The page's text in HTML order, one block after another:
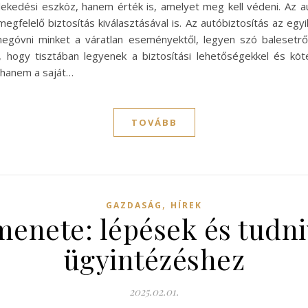
eszköz, hanem érték is, amelyet meg kell védeni. Az
biztosítás kiválasztásával is. Az autóbiztosítás az
minket a váratlan eseményektől, legyen szó
hogy tisztában legyenek a biztosítási lehetőségekkel és
a saját…
TOVÁBB
GAZDASÁG , HÍREK
lépések és
ügyintézéshez
2025.02.01.